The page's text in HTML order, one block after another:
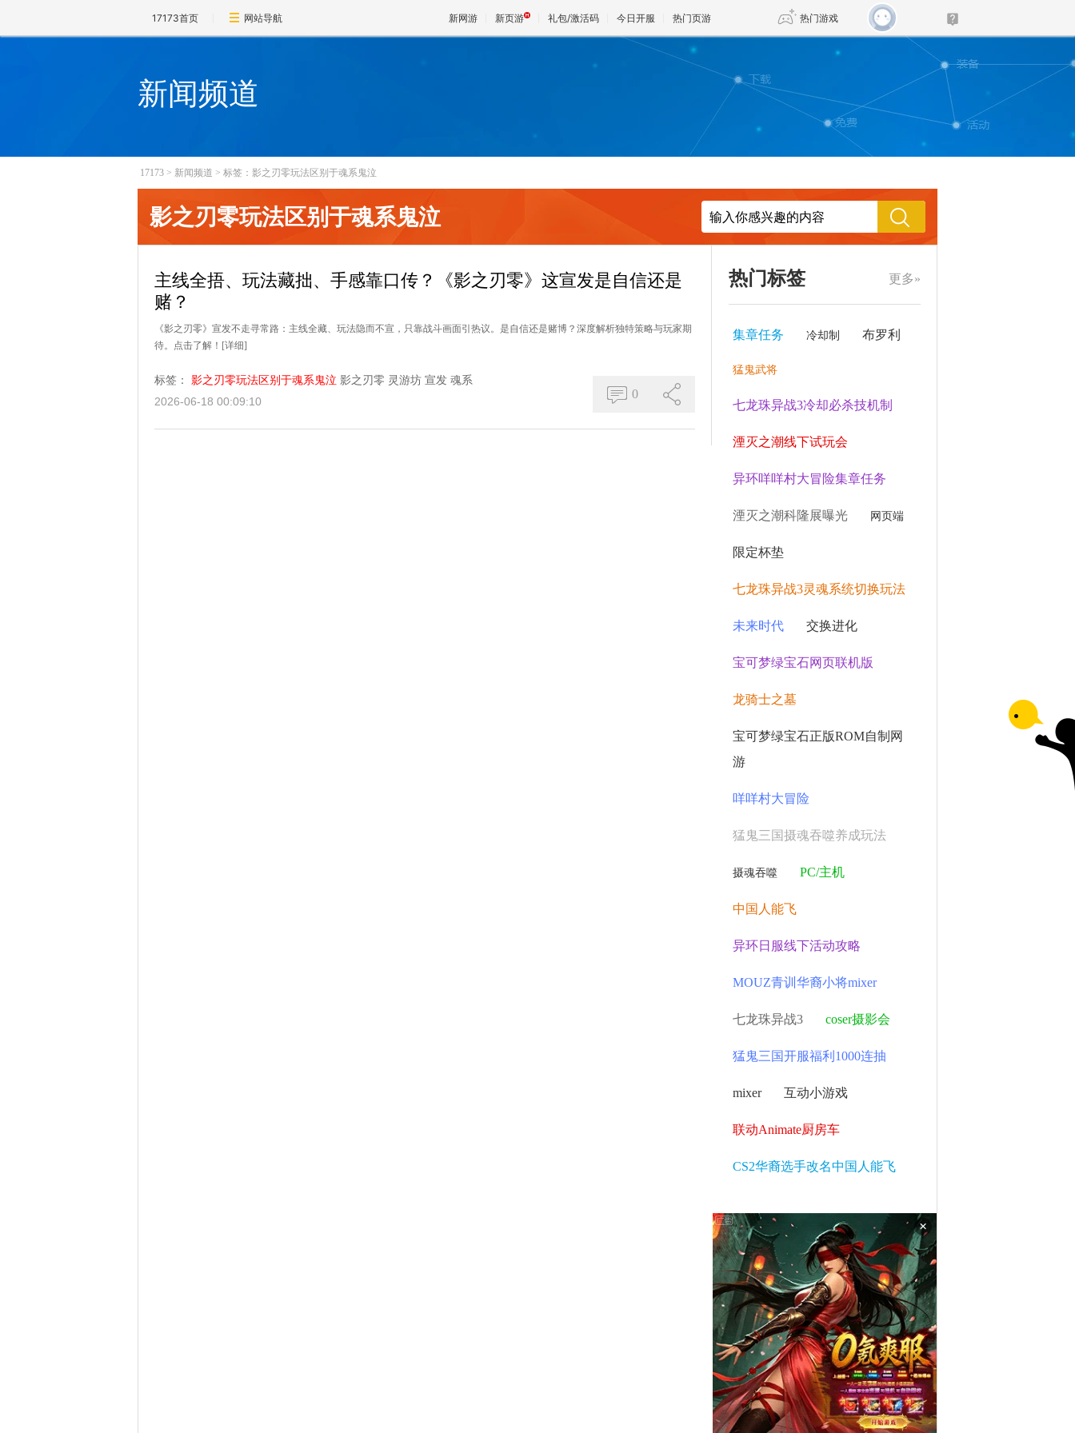
17173首页 网站导航 新网游 新页游 礼包/激活码 今日开服 热门页游 热门游戏
DNF 传奇4
天堂
王权与自由 诛仙世界 新仙侠5
新闻频道
17173 > 新闻频道 > 标签：影之刃零玩法区别于魂系鬼泣
影之刃零玩法区别于魂系鬼泣
主线全捂、玩法藏拙、手感靠口传？《影之刃零》这宣发是自信还是
赌？
《影之刃零》宣发不走寻常路：主线全藏、玩法隐而不宣，只靠战斗画面引热议。是自信还是赌博？深度解析独特策略与玩家期
待。点击了解！ [详细]
标签： 影之刃零玩法区别于魂系鬼泣 影之刃零 灵游坊 宣发 魂系
2026-06-18 00:09:10
0
更多»
热门标签
集章任务 冷却制 布罗利
猛鬼武将
七龙珠异战3冷却必杀技机制
湮灭之潮线下试玩会
异环咩咩村大冒险集章任务
湮灭之潮科隆展曝光 网页端
限定杯垫
七龙珠异战3灵魂系统切换玩法
未来时代 交换进化
宝可梦绿宝石网页联机版
龙骑士之墓
宝可梦绿宝石正版ROM自制网
游
咩咩村大冒险
猛鬼三国摄魂吞噬养成玩法
摄魂吞噬 PC/主机
中国人能飞
异环日服线下活动攻略
MOUZ青训华裔小将mixer
七龙珠异战3 coser摄影会
猛鬼三国开服福利1000连抽
mixer 互动小游戏
联动Animate厨房车
CS2华裔选手改名中国人能飞
×